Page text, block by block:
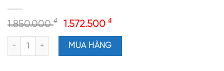
1.850.000₫ 1.572.500 ₫
Christina Alluring Serum – Tinh chất căng bóng, tăng độ đàn
MUA HÀNG